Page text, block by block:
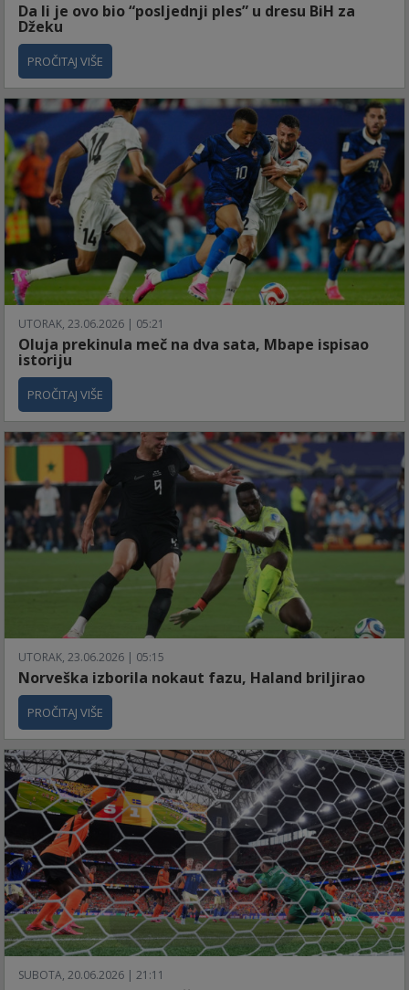
Da li je ovo bio “posljednji ples” u dresu BiH za
Džeku
PROČITAJ VIŠE
UTORAK, 23.06.2026 | 05:21
Oluja prekinula meč na dva sata, Mbape ispisao
istoriju
PROČITAJ VIŠE
UTORAK, 23.06.2026 | 05:15
Norveška izborila nokaut fazu, Haland briljirao
PROČITAJ VIŠE
SUBOTA, 20.06.2026 | 21:11